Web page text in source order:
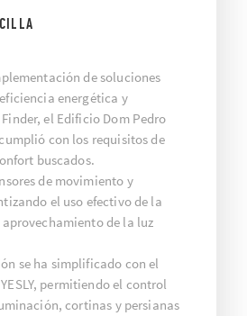
de soluciones
energética y
el Edificio Dom Pedro
con los requisitos de
buscados.
de movimiento y
el uso efectivo de la
de la luz
se ha simplificado con el
permitiendo el control
cortinas y persianas